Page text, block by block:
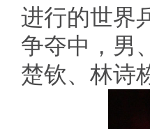
进行的世界
争夺中，男
楚钦、林诗